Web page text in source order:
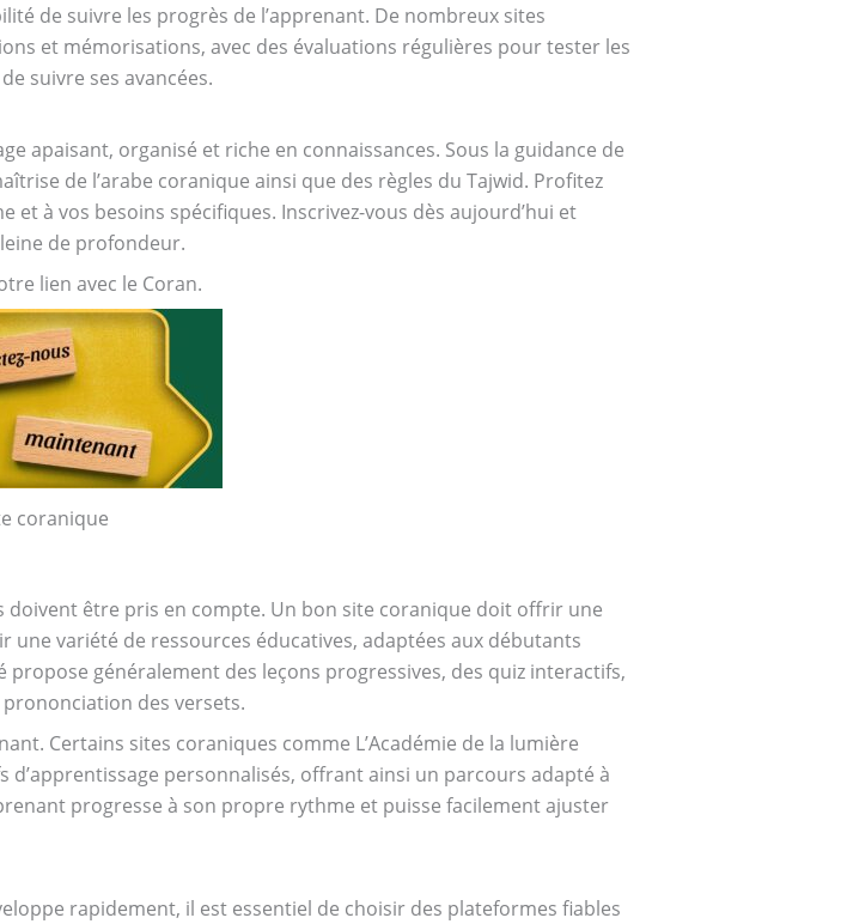
de suivre les progrès de l’apprenant. De nombreux sites
et mémorisations, avec des évaluations régulières pour tester les
suivre ses avancées.
apaisant, organisé et riche en connaissances. Sous la guidance de
de l’arabe coranique ainsi que des règles du Tajwid. Profitez
à vos besoins spécifiques. Inscrivez-vous dès aujourd’hui et
de profondeur.
lien avec le Coran.
coranique
doivent être pris en compte. Un bon site coranique doit offrir une
variété de ressources éducatives, adaptées aux débutants
généralement des leçons progressives, des quiz interactifs,
des versets.
Certains sites coraniques comme L’Académie de la lumière
personnalisés, offrant ainsi un parcours adapté à
progresse à son propre rythme et puisse facilement ajuster
rapidement, il est essentiel de choisir des plateformes fiables